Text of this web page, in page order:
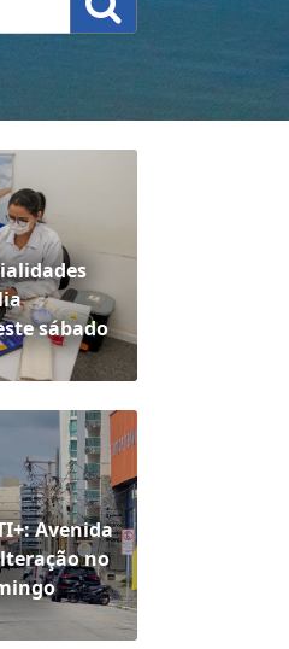
sábado
Avenida
no